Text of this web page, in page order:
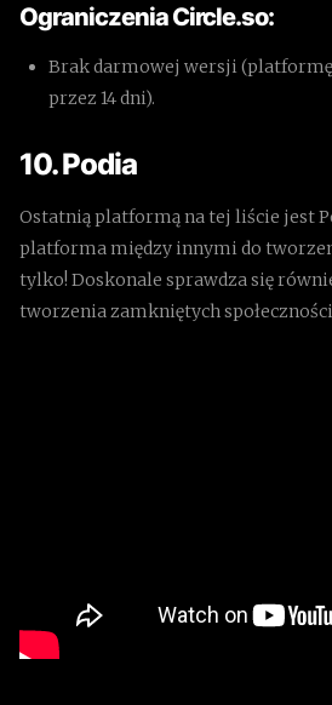
Ograniczenia Circle.so:
Brak darmowej wersji
przez 14 dni).
10. Podia
Ostatnią platformą na tej liście jest
platforma między innymi do
tylko! Doskonale sprawdza się
tworzenia zamkniętych